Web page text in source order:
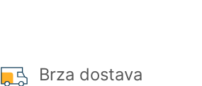
Brza dostava